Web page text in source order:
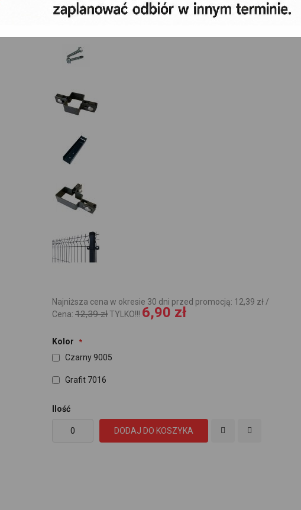
Najniższa cena w okresie 30 dni przed promocją: 12,39 zł /
Cena: 12,39 złTYLKO!!! 6,90 zł
Kolor
Czarny 9005
Grafit 7016
Ilość
DODAJ DO KOSZYKA